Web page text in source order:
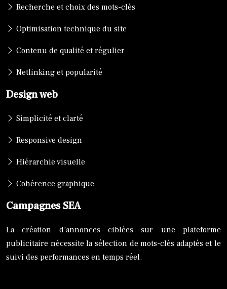
Recherche et choix des mots-clés
Optimisation technique du site
Contenu de qualité et régulier
Netlinking et popularité
Design web
Simplicité et clarté
Responsive design
Hiérarchie visuelle
Cohérence graphique
Campagnes SEA
La création d’annonces ciblées sur une plateforme
publicitaire nécessite la sélection de mots-clés adaptés et le
suivi des performances en temps réel.